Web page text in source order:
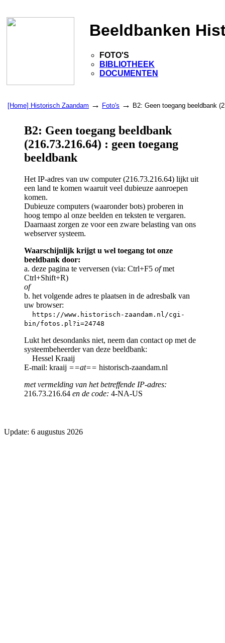
Beeldbanken
FOTO'S
BIBLIOTHEEK
DOCUMENTEN
[Home] Historisch Zaandam → Foto's → B2: Geen toegang beeldbank
B2: Geen toegang beeldbank
(216.73.216.64) : geen toegang
beeldbank
Het IP-adres van uw computer (216.73.216.64) lijkt uit
een land te komen waaruit veel dubieuze aanroepen
komen.
Dubieuze computers (waaronder bots) proberen in
hoog tempo al onze beelden en teksten te vergaren.
Daarnaast zorgen ze voor een zware belasting van ons
webserver systeem.
Waarschijnlijk krijgt u wel toegang tot onze
beeldbank door:
a. deze pagina te verversen (via: Ctrl+F5 ofmet
Ctrl+Shift+R)
of
b. het volgende adres te plaatsen in de adresbalk van
uw browser:
https://www.historisch-zaandam.nl/cgi-
bin/fotos.pl?i=24748
Lukt het desondanks niet, neem dan contact op met de
systeembeheerder van deze beeldbank:
Hessel Kraaij
E-mail: kraaij ==at== historisch-zaandam.nl
met vermelding van het betreffende IP-adres:
216.73.216.64 en de code: 4-NA-US
Update: 6 augustus 2026